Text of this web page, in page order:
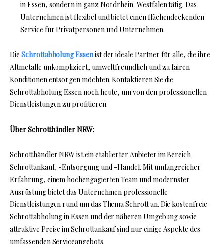
in Essen, sondern in ganz Nordrhein-Westfalen tätig. Das
Unternehmen ist flexibel und bietet einen flächendeckenden
Service für Privatpersonen und Unternehmen.
Die Schrottabholung Essenist der ideale Partner für alle, die ihre
Altmetalle unkompliziert, umweltfreundlich und zu fairen
Konditionen entsorgen möchten. Kontaktieren Sie die
Schrottabholung Essen noch heute, um von den professionellen
Dienstleistungen zu profitieren.
Über Schrotthändler NRW:
Schrotthändler NRW ist ein etablierter Anbieter im Bereich
Schrottankauf, -Entsorgung und -Handel. Mit umfangreicher
Erfahrung, einem hochengagierten Team und modernster
Ausrüstung bietet das Unternehmen professionelle
Dienstleistungen rund um das Thema Schrott an. Die kostenfreie
Schrottabholung in Essen und der näheren Umgebung sowie
attraktive Preise im Schrottankauf sind nur einige Aspekte des
umfassenden Serviceangebots.